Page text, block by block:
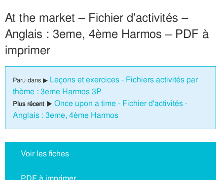
At the market – Fichier d’activités –
Anglais : 3eme, 4ème Harmos – PDF à
imprimer
Paru dans ▶ Leçons et exercices - Fichiers activités par
thème : 3eme Harmos 3P
Plus récent ▶ Once upon a time - Fichier d'activités -
Anglais : 3eme, 4ème Harmos
Voir les fiches